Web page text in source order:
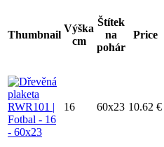
Thumbnail
Výška
cm
Štítek
na
pohár
Price
16 60x23 10.62 €